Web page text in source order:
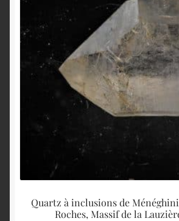
Quartz à inclusions de
Roches, Massif de la